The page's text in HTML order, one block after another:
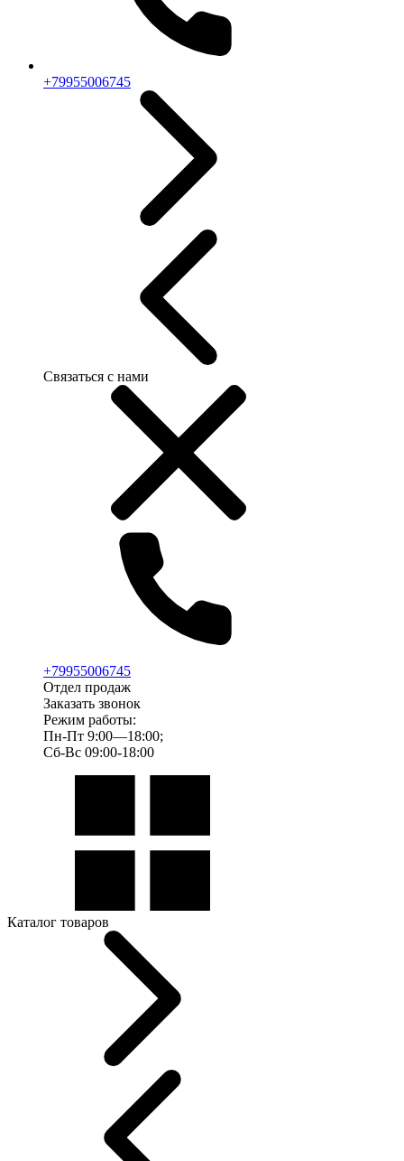
+79955006745
Связаться с нами
+79955006745
Отдел продаж
Заказать звонок
Режим работы:
Пн-Пт 9:00—18:00;
Сб-Вс 09:00-18:00
Каталог товаров